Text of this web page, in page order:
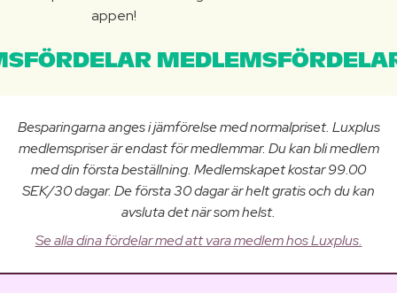
appen!
Besparingarna anges i jämförelse med normalpriset. Luxplus
medlemspriser är endast för medlemmar. Du kan bli medlem
med din första beställning. Medlemskapet kostar 99.00
SEK/30 dagar. De första 30 dagar är helt gratis och du kan
avsluta det när som helst.
Se alla dina fördelar med att vara medlem hos Luxplus.